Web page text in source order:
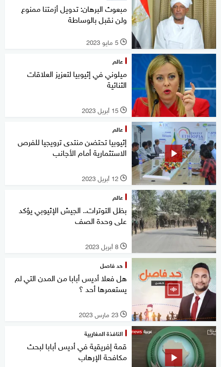
مبعوث البرهان: تدويل أزمتنا ممنوع
ولن نقبل بالوساطة
l 5 مايو 2023
عالم
ميلوني في إثيوبيا لتعزيز العلاقات
الثنائية
l 15 أبريل 2023
عالم
إثيوبيا تحتضن منتدى ترويجيا للفرص
الاستثمارية أمام الأجانب
l 12 أبريل 2023
عالم
بظل التوترات.. الجيش الإثيوبي يؤكد
على وحدة الصف
l 8 أبريل 2023
حد فاصل
هل فعلا أديس أبابا من المدن التي لم
يستعمرها أحد ؟
l 23 مارس 2023
النافذة المغاربية
قمة إفريقية في أديس أبابا لبحث
مكافحة الإرهاب